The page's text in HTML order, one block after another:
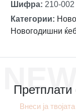
Шифра: 210-002
Категории:
Новогодишни
Внеси ја